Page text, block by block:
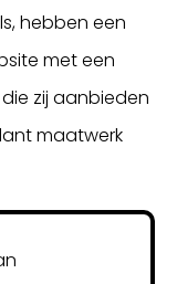
hebben een
met een
zij aanbieden
maatwerk